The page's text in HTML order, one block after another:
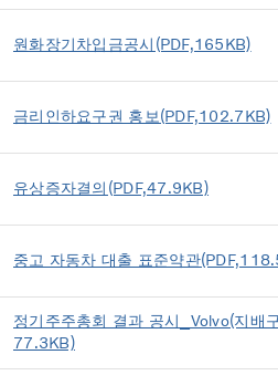
원화장기차입금공시(PDF,165KB)
금리인하요구권 홍보(PDF,102.7KB)
유상증자결의(PDF,47.9KB)
중고 자동차 대출 표준약관
정기주주총회 결과 공시_Volvo(지배
77.3KB)